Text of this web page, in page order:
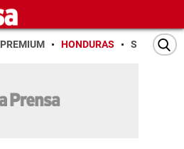
PREMIUM HONDURAS SAN PEDRO